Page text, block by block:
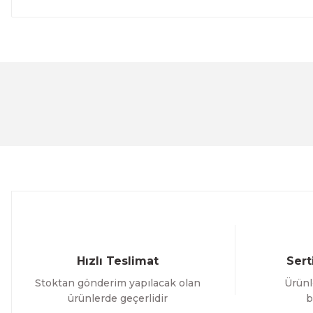
Hızlı Teslimat
Stoktan gönderim yapılacak olan
ürünlerde geçerlidir